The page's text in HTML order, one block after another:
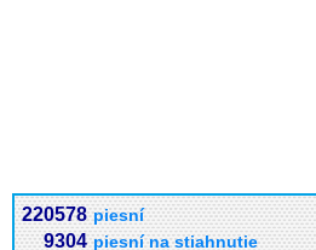
220578 piesní
9304 piesní na stiahnutie